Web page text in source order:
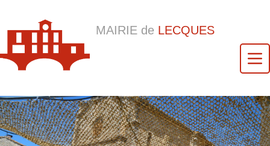
MAIRIE de LECQUES